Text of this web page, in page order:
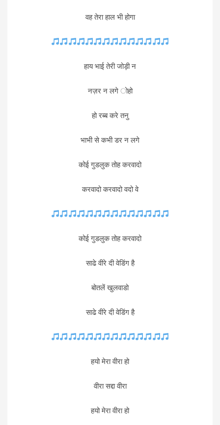
वह तेरा हाल भी होगा
हाय भाई तेरी जोड़ी न
नज़र न लगे ोहो
हो रब्ब करे तनु
भाभी से कभी डर न लगे
कोई गुडलुक तोह करवादो
करवादो करवादो वदो वे
कोई गुडलुक तोह करवादो
साढे वीरे दी वेडिंग है
बोतलें खुलवाडो
साढे वीरे दी वेडिंग है
हयो मेरा वीरा हो
वीरा सद्दा वीरा
हयो मेरा वीरा हो